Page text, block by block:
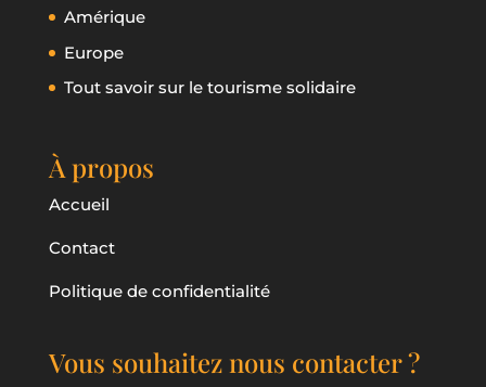
Amérique
Europe
Tout savoir sur le tourisme solidaire
À propos
Accueil
Contact
Politique de confidentialité
Vous souhaitez nous contacter ?